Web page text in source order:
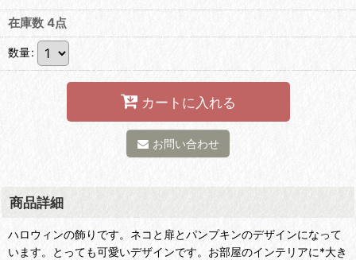
在庫数 4点
数量:
カートに入れる
お問い合わせ
商品詳細
ハロウィンの飾りです。ネコと扉とパンプキンのデザインになって
います。とっても可愛いデザインです。お部屋のインテリアに*大き